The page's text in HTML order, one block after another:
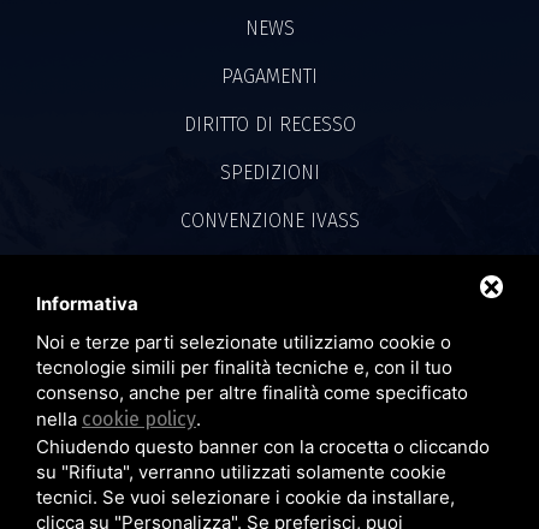
NEWS
PAGAMENTI
DIRITTO DI RECESSO
SPEDIZIONI
CONVENZIONE IVASS
SEGUICI SU
Realizzazione Siti Web by
TOPSUIMOTORI
Informativa
Noi e terze parti selezionate utilizziamo cookie o
tecnologie simili per finalità tecniche e, con il tuo
consenso, anche per altre finalità come specificato
nella cookie policy.
Chiudendo questo banner con la crocetta o cliccando
su "Rifiuta", verranno utilizzati solamente cookie
tecnici. Se vuoi selezionare i cookie da installare,
clicca su "Personalizza". Se preferisci, puoi